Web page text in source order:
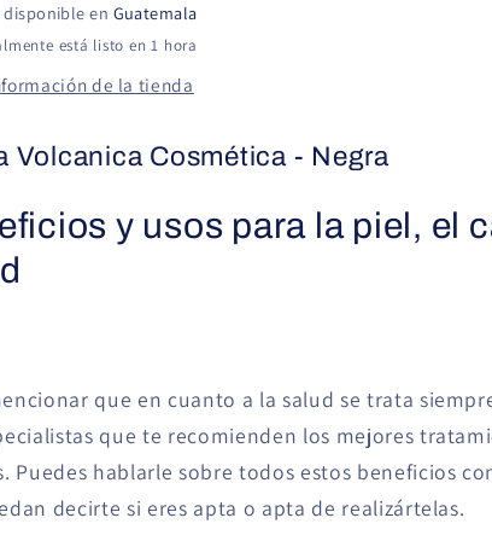
disponible en Guatemala
está listo en 1 hora
de la tienda
Volcanica Cosmética - Negra
y usos para la piel, el
que en cuanto a la salud se trata
que te recomienden los mejores
Puedes hablarle sobre todos estos beneficios
decirte si eres apta o apta de realizártelas.